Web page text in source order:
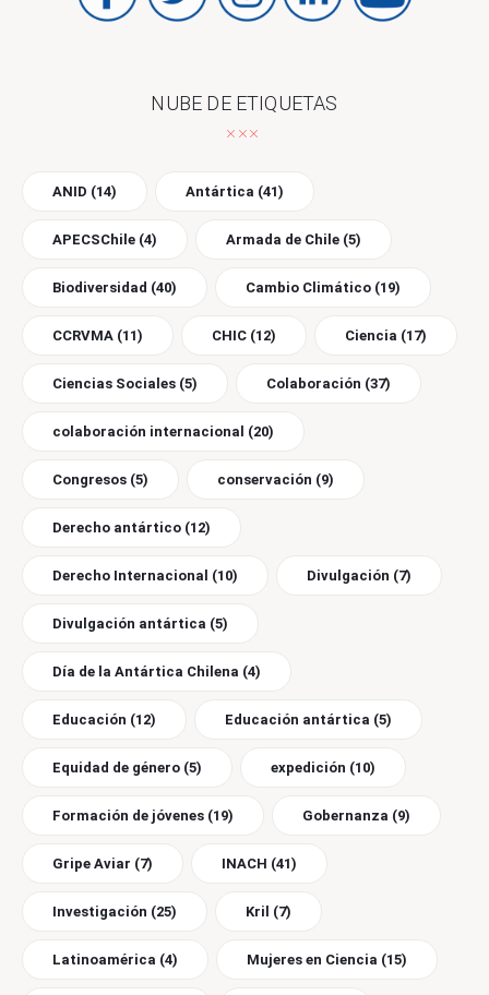
NUBE DE ETIQUETAS
ANID (14) Antártica (41)
APECSChile (4) Armada de Chile (5)
Biodiversidad (40) Cambio Climático (19)
CCRVMA (11) CHIC (12) Ciencia (17)
Ciencias Sociales (5) Colaboración (37)
colaboración internacional (20)
Congresos (5) conservación (9)
Derecho antártico (12)
Derecho Internacional (10) Divulgación (7)
Divulgación antártica (5)
Día de la Antártica Chilena (4)
Educación (12) Educación antártica (5)
Equidad de género (5) expedición (10)
Formación de jóvenes (19) Gobernanza (9)
Gripe Aviar (7) INACH (41)
Investigación (25) Kril (7)
Latinoamérica (4) Mujeres en Ciencia (15)